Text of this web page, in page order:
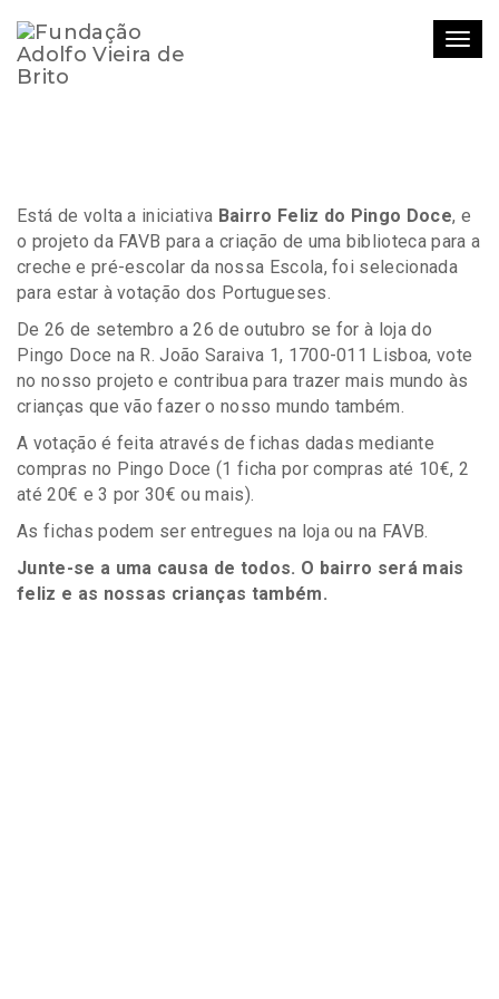
Está de volta a iniciativa Bairro Feliz do Pingo Doce, e
o projeto da FAVB para a criação de uma biblioteca para a
creche e pré-escolar da nossa Escola, foi selecionada
para estar à votação dos Portugueses.
De 26 de setembro a 26 de outubro se for à loja do
Pingo Doce na R. João Saraiva 1, 1700-011 Lisboa, vote
no nosso projeto e contribua para trazer mais mundo às
crianças que vão fazer o nosso mundo também.
A votação é feita através de fichas dadas mediante
compras no Pingo Doce (1 ficha por compras até 10€, 2
até 20€ e 3 por 30€ ou mais).
As fichas podem ser entregues na loja ou na FAVB.
Junte-se a uma causa de todos. O bairro será mais
feliz e as nossas crianças também.